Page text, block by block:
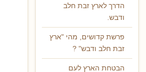
הדרך לארץ זבת חלב
ודבש.
פרשת קדושים, מהי "ארץ
זבת חלב ודבש" ?
הבטחת הארץ לעם